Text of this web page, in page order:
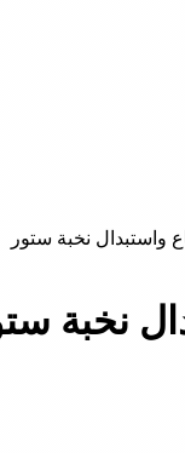
واستبدال نخبة ستور
نخبة